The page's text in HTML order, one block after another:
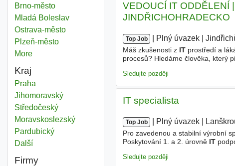
It consultant
Brno-městoOkres
It consultant
Mladá BoleslavOkres
It consultant
Ostrava-městoOkres
It consultant
Plzeň-městoOkres
Moredistricts
Kraj
It consultant
Praha
It consultant
JihomoravskýKraj
It consultant
StředočeskýKraj
It consultant
MoravskoslezskýKraj
It consultant
PardubickýKraj
Dalšíkraj
Firmy
VEDOUCÍ IT ODDĚLENÍ
JINDŘICHOHRADECKO
Top Job Plný úvazek
Máš zkušenosti z ITprostředí a
procesů? Hledáme člověka, který
Sledujte později
IT specialista
Top Job Plný úvazek
Pro zavedenou a stabilní výrobní
Poskytování 1. a 2. úrovně IT
Sledujte později